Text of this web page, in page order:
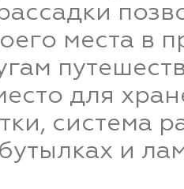
места в
для
система
и